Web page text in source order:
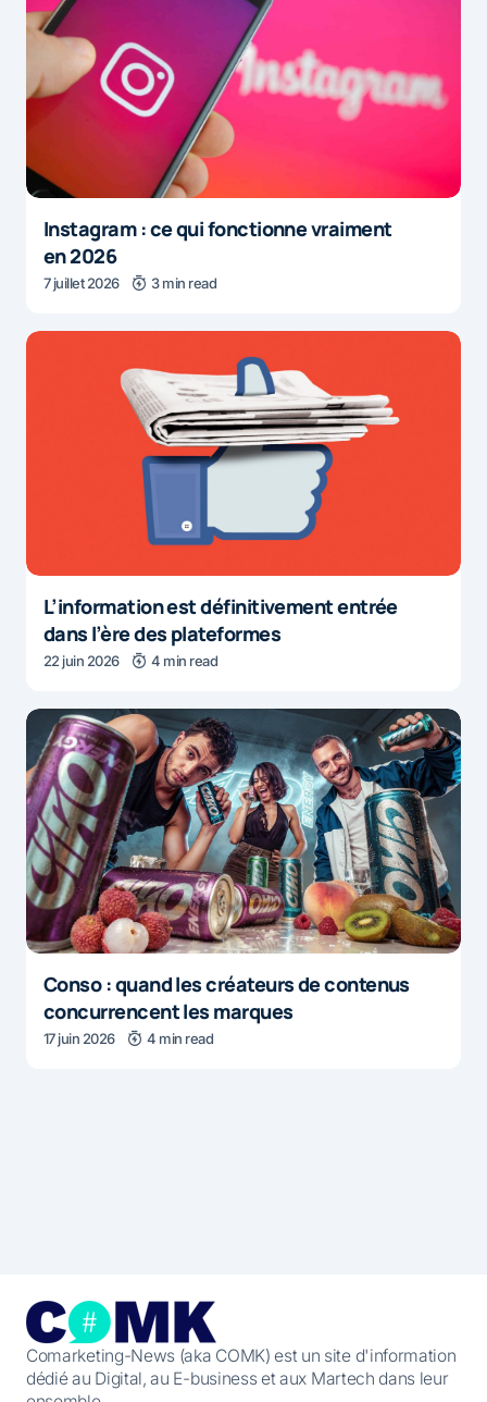
Instagram : ce qui fonctionne vraiment
en 2026
7 juillet 2026 3 min read
L’information est définitivement entrée
dans l’ère des plateformes
22 juin 2026 4 min read
Conso : quand les créateurs de contenus
concurrencent les marques
17 juin 2026 4 min read
Comarketing-News (aka COMK) est un site d'information
dédié au Digital, au E-business et aux Martech dans leur